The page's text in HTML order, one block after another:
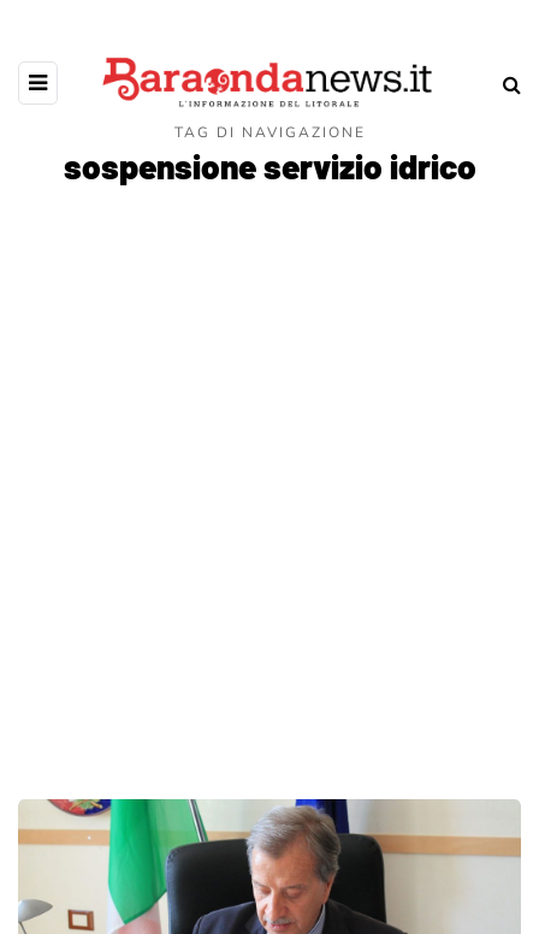
TAG DI NAVIGAZIONE
sospensione servizio idrico